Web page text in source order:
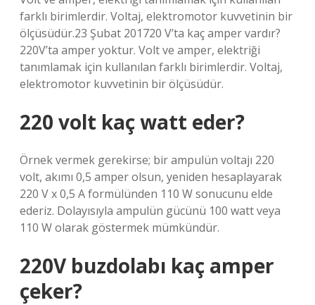
farklı birimlerdir. Voltaj, elektromotor kuvvetinin bir
ölçüsüdür.23 Şubat 201720 V’ta kaç amper vardır?
220V’ta amper yoktur. Volt ve amper, elektriği
tanımlamak için kullanılan farklı birimlerdir. Voltaj,
elektromotor kuvvetinin bir ölçüsüdür.
220 volt kaç watt eder?
Örnek vermek gerekirse; bir ampulün voltajı 220
volt, akımı 0,5 amper olsun, yeniden hesaplayarak
220 V x 0,5 A formülünden 110 W sonucunu elde
ederiz. Dolayısıyla ampulün gücünü 100 watt veya
110 W olarak göstermek mümkündür.
220V buzdolabı kaç amper
çeker?